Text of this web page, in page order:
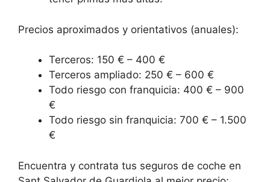
Precios aproximados y orientativos (anuales):
Terceros: 150 € – 400 €
Terceros ampliado: 250 € – 600 €
Todo riesgo con franquicia: 400 € – 900
€
Todo riesgo sin franquicia: 700 € – 1.500
€
Encuentra y contrata tus seguros de coche en